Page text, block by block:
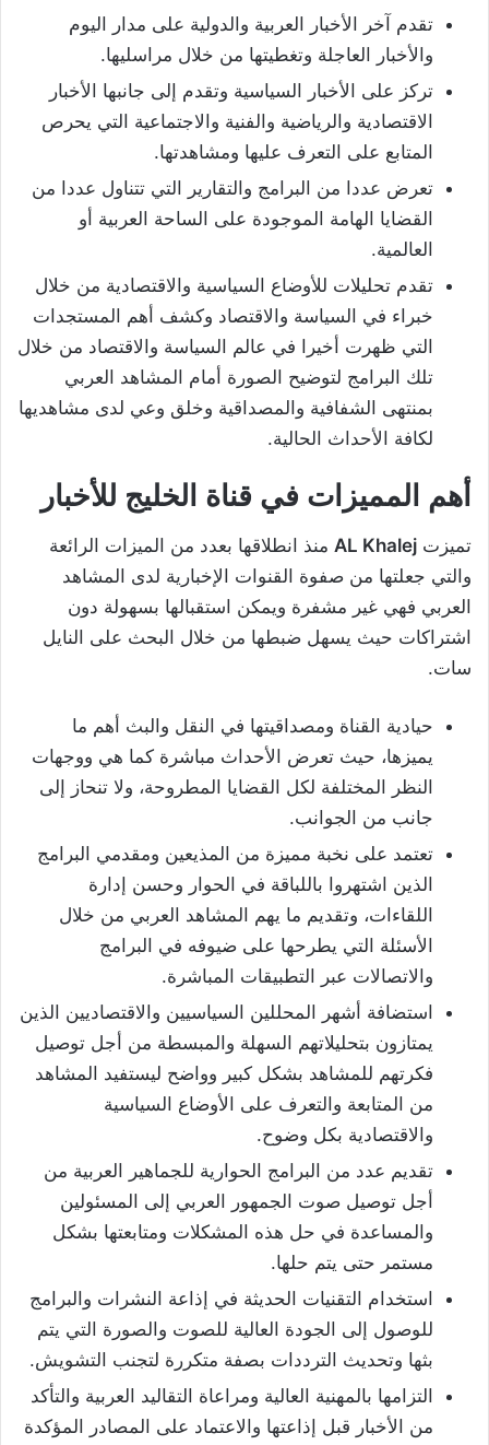
تقدم آخر الأخبار العربية والدولية على مدار اليوم
والأخبار العاجلة وتغطيتها من خلال مراسليها.
تركز على الأخبار السياسية وتقدم إلى جانبها الأخبار
الاقتصادية والرياضية والفنية والاجتماعية التي يحرص
المتابع على التعرف عليها ومشاهدتها.
تعرض عددا من البرامج والتقارير التي تتناول عددا من
القضايا الهامة الموجودة على الساحة العربية أو
العالمية.
تقدم تحليلات للأوضاع السياسية والاقتصادية من خلال
خبراء في السياسة والاقتصاد وكشف أهم المستجدات
التي ظهرت أخيرا في عالم السياسة والاقتصاد من خلال
تلك البرامج لتوضيح الصورة أمام المشاهد العربي
بمنتهى الشفافية والمصداقية وخلق وعي لدى مشاهديها
لكافة الأحداث الحالية.
أهم المميزات في قناة الخليج للأخبار
تميزت AL Khalej منذ انطلاقها بعدد من الميزات الرائعة
والتي جعلتها من صفوة القنوات الإخبارية لدى المشاهد
العربي فهي غير مشفرة ويمكن استقبالها بسهولة دون
اشتراكات حيث يسهل ضبطها من خلال البحث على النايل
سات.
حيادية القناة ومصداقيتها في النقل والبث أهم ما
يميزها، حيث تعرض الأحداث مباشرة كما هي ووجهات
النظر المختلفة لكل القضايا المطروحة، ولا تنحاز إلى
جانب من الجوانب.
تعتمد على نخبة مميزة من المذيعين ومقدمي البرامج
الذين اشتهروا باللباقة في الحوار وحسن إدارة
اللقاءات، وتقديم ما يهم المشاهد العربي من خلال
الأسئلة التي يطرحها على ضيوفه في البرامج
والاتصالات عبر التطبيقات المباشرة.
استضافة أشهر المحللين السياسيين والاقتصاديين الذين
يمتازون بتحليلاتهم السهلة والمبسطة من أجل توصيل
فكرتهم للمشاهد بشكل كبير وواضح ليستفيد المشاهد
من المتابعة والتعرف على الأوضاع السياسية
والاقتصادية بكل وضوح.
تقديم عدد من البرامج الحوارية للجماهير العربية من
أجل توصيل صوت الجمهور العربي إلى المسئولين
والمساعدة في حل هذه المشكلات ومتابعتها بشكل
مستمر حتى يتم حلها.
استخدام التقنيات الحديثة في إذاعة النشرات والبرامج
للوصول إلى الجودة العالية للصوت والصورة التي يتم
بثها وتحديث الترددات بصفة متكررة لتجنب التشويش.
التزامها بالمهنية العالية ومراعاة التقاليد العربية والتأكد
من الأخبار قبل إذاعتها والاعتماد على المصادر المؤكدة